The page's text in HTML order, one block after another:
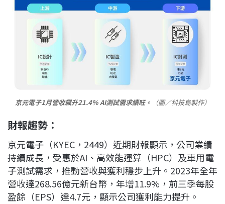
京元電子1月營收飆升21.4% AI測試需求續旺。 （圖／科技島製作）
財報趨勢：
京元電子（KYEC，2449）近期財報顯示，公司業績
持續成長，受惠於AI、高效能運算（HPC）及車用電
子測試需求，推動營收與獲利穩步上升。2023年全年
營收達268.56億元新台幣，年增11.9%，前三季每股
盈餘（EPS）達4.7元，顯示公司獲利能力提升。